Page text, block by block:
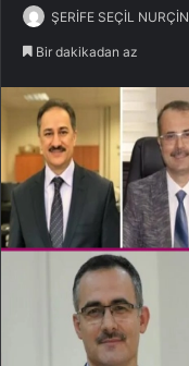
ŞERİFE SEÇİL NURÇİN
Bir dakikadan az